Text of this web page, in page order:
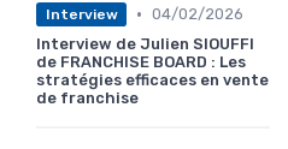
Interview • 04/02/2026
Interview de Julien SIOUFFI
de FRANCHISE BOARD : Les
stratégies efficaces en vente
de franchise